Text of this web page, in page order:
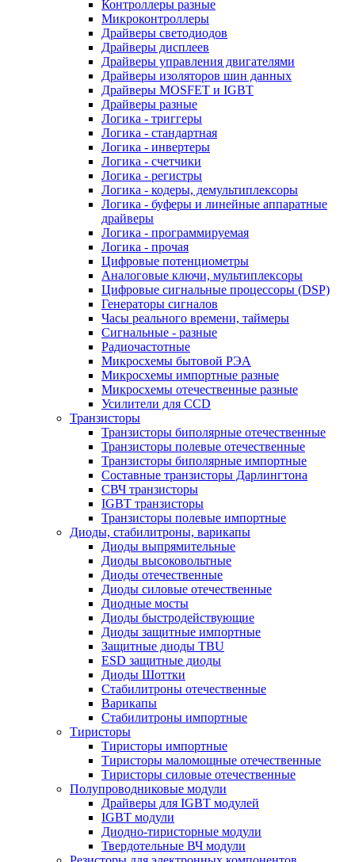
Контроллеры разные
Микроконтроллеры
Драйверы светодиодов
Драйверы дисплеев
Драйверы управления двигателями
Драйверы изоляторов шин данных
Драйверы MOSFET и IGBT
Драйверы разные
Логика - триггеры
Логика - стандартная
Логика - инвертеры
Логика - счетчики
Логика - регистры
Логика - кодеры, демультиплексоры
Логика - буферы и линейные аппаратные
драйверы
Логика - программируемая
Логика - прочая
Цифровые потенциометры
Аналоговые ключи, мультиплексоры
Цифровые сигнальные процессоры (DSP)
Генераторы сигналов
Часы реального времени, таймеры
Сигнальные - разные
Радиочастотные
Микросхемы бытовой РЭА
Микросхемы импортные разные
Микросхемы отечественные разные
Усилители для CCD
Транзисторы
Транзисторы биполярные отечественные
Транзисторы полевые отечественные
Транзисторы биполярные импортные
Составные транзисторы Дарлингтона
СВЧ транзисторы
IGBT транзисторы
Транзисторы полевые импортные
Диоды, стабилитроны, варикапы
Диоды выпрямительные
Диоды высоковольтные
Диоды отечественные
Диоды силовые отечественные
Диодные мосты
Диоды быстродействующие
Диоды защитные импортные
Защитные диоды TBU
ESD защитные диоды
Диоды Шоттки
Стабилитроны отечественные
Варикапы
Стабилитроны импортные
Тиристоры
Тиристоры импортные
Тиристоры маломощные отечественные
Тиристоры силовые отечественные
Полупроводниковые модули
Драйверы для IGBT модулей
IGBT модули
Диодно-тиристорные модули
Твердотельные ВЧ модули